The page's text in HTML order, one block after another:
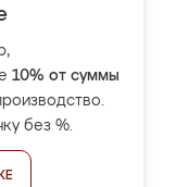
10% от суммы
без %.